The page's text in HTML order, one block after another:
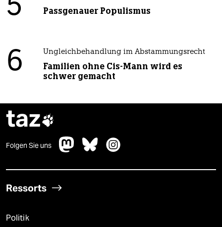
5 Passgenauer Populismus
6 Ungleichbehandlung im Abstammungsrecht
Familien ohne Cis-Mann wird es
schwer gemacht
taz
Folgen Sie uns
Ressorts
Politik